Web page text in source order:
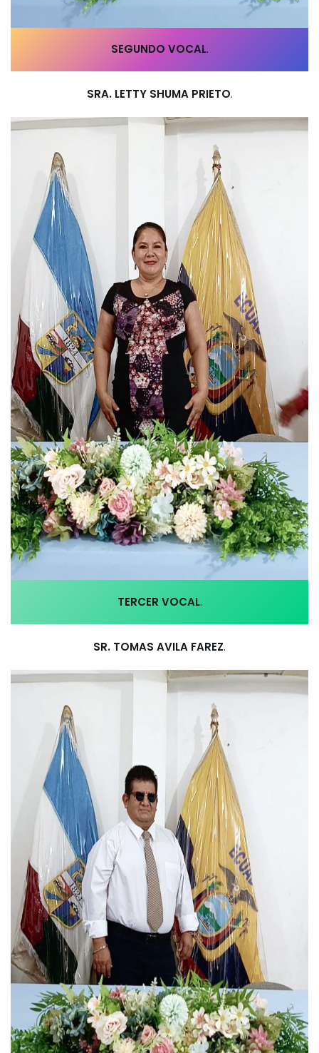
SEGUNDO VOCAL.
SRA. LETTY SHUMA PRIETO.
TERCER VOCAL.
SR. TOMAS AVILA FAREZ.